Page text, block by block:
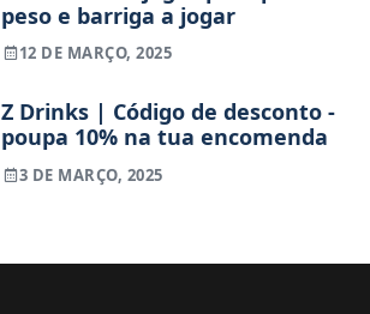
peso e barriga a jogar
12 DE MARÇO, 2025
Z Drinks | Código de desconto -
poupa 10% na tua encomenda
3 DE MARÇO, 2025